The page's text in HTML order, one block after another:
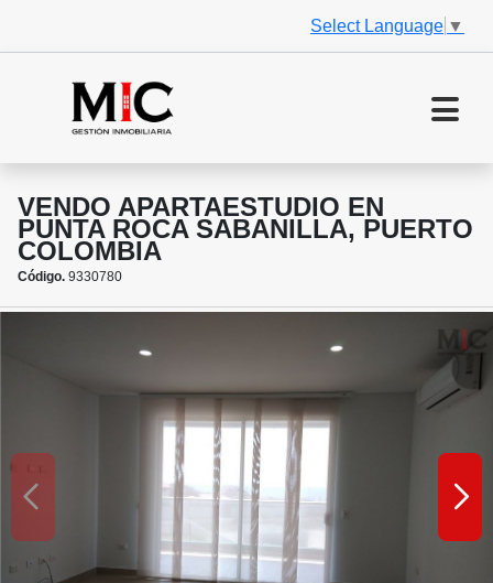
Select Language ▼
VENDO APARTAESTUDIO EN
PUNTA ROCA SABANILLA, PUERTO
COLOMBIA
Código. 9330780